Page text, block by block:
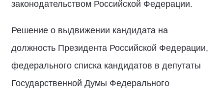
законодательством Российской Федерации.
Решение о выдвижении кандидата на
должность Президента Российской Федерации,
федерального списка кандидатов в депутаты
Государственной Думы Федерального